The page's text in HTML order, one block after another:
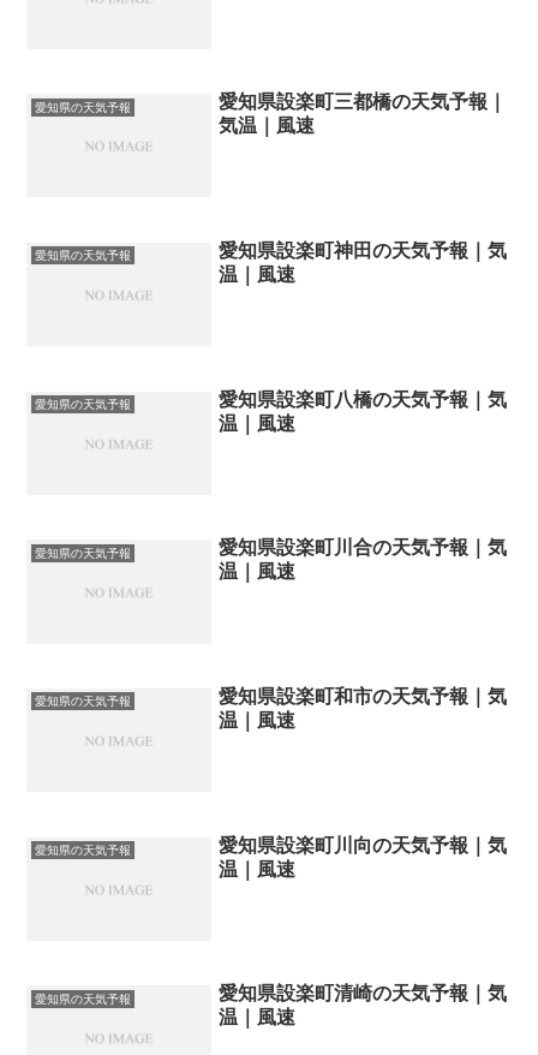
愛知県の天気予報
愛知県設楽町三都橋の天気予報｜
気温｜風速
愛知県の天気予報
愛知県設楽町神田の天気予報｜気
温｜風速
愛知県の天気予報
愛知県設楽町八橋の天気予報｜気
温｜風速
愛知県の天気予報
愛知県設楽町川合の天気予報｜気
温｜風速
愛知県の天気予報
愛知県設楽町和市の天気予報｜気
温｜風速
愛知県の天気予報
愛知県設楽町川向の天気予報｜気
温｜風速
愛知県の天気予報
愛知県設楽町清崎の天気予報｜気
温｜風速